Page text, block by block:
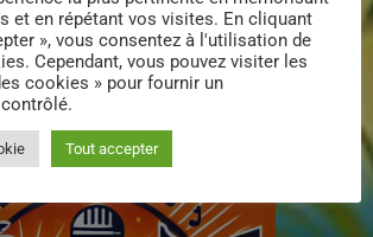
et en répétant vos visites. En cliquant
», vous consentez à l'utilisation de
Cependant, vous pouvez visiter les
cookies » pour fournir un
Tout accepter